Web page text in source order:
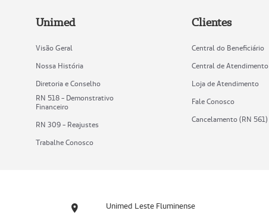
Unimed
Visão Geral
Nossa História
Diretoria e Conselho
RN 518 - Demonstrativo
Financeiro
RN 309 - Reajustes
Trabalhe Conosco
Clientes
Central do Beneficiário
Central de Atendimento
Loja de Atendimento
Fale Conosco
Cancelamento (RN 561)
Unimed Leste Fluminense